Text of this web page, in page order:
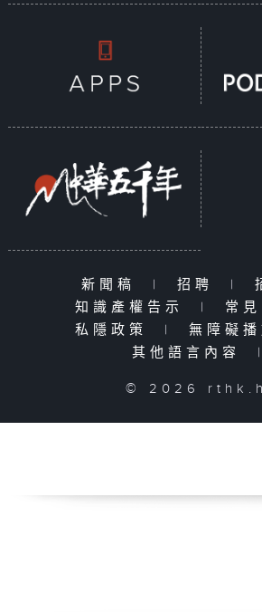
新聞稿 | 招聘 |
知識產權告示
| 常
私隱政策
| 無障礙
其他語言內容
|
© 2026